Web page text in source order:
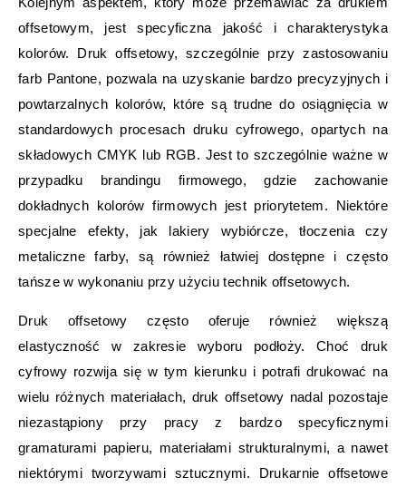
offsetowym, jest specyficzna jakość i charakterystyka
kolorów. Druk offsetowy, szczególnie przy zastosowaniu
farb Pantone, pozwala na uzyskanie bardzo precyzyjnych i
powtarzalnych kolorów, które są trudne do osiągnięcia w
standardowych procesach druku cyfrowego, opartych na
składowych CMYK lub RGB. Jest to szczególnie ważne w
przypadku brandingu firmowego, gdzie zachowanie
dokładnych kolorów firmowych jest priorytetem. Niektóre
specjalne efekty, jak lakiery wybiórcze, tłoczenia czy
metaliczne farby, są również łatwiej dostępne i często
tańsze w wykonaniu przy użyciu technik offsetowych.
Druk offsetowy często oferuje również większą
elastyczność w zakresie wyboru podłoży. Choć druk
cyfrowy rozwija się w tym kierunku i potrafi drukować na
wielu różnych materiałach, druk offsetowy nadal pozostaje
niezastąpiony przy pracy z bardzo specyficznymi
gramaturami papieru, materiałami strukturalnymi, a nawet
niektórymi tworzywami sztucznymi. Drukarnie offsetowe